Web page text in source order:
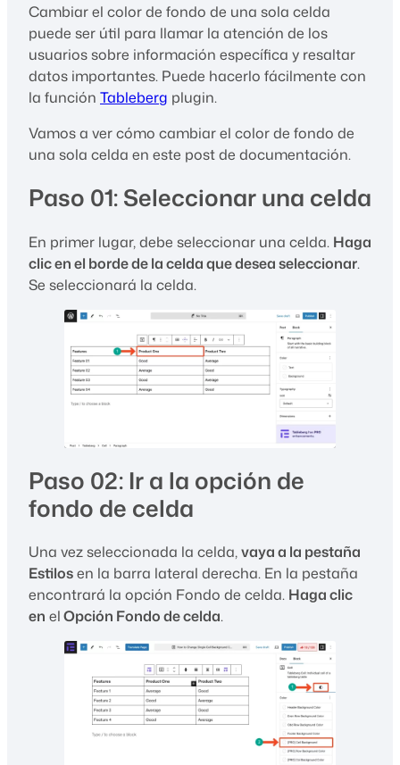
Cambiar el color de fondo de una sola celda
puede ser útil para llamar la atención de los
usuarios sobre información específica y resaltar
datos importantes. Puede hacerlo fácilmente con
la función Tableberg plugin.
Vamos a ver cómo cambiar el color de fondo de
una sola celda en este post de documentación.
Paso 01: Seleccionar una celda
En primer lugar, debe seleccionar una celda. Haga
clic en el borde de la celda que desea seleccionar.
Se seleccionará la celda.
Paso 02: Ir a la opción de
fondo de celda
Una vez seleccionada la celda,vaya a la pestaña
Estilosen la barra lateral derecha. En la pestaña
encontrará la opción Fondo de celda. Haga clic
en elOpción Fondo de celda.